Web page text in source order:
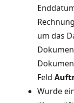
um das
Feld
Wurde